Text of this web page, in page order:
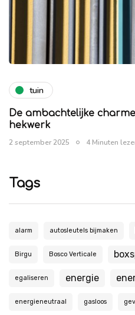
tuin
De ambachtelijke
hekwerk
2 september 2025 4 Minuten
Tags
alarm autosleutels bijmaken
Birgu Bosco Verticale
egaliseren energie
energieneutraal gasloos